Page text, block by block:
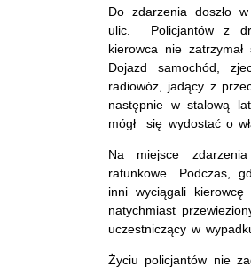
Do zdarzenia doszło
ulic. Policjantów z
kierowca nie
Dojazd samochód,
radiowóz, jadący z
następnie w stalową
mógł się wydostać o
Na miejsce
ratunkowe. Podczas,
inni wyciągali kierowcę
natychmiast
uczestniczący w
Życiu policjantów nie